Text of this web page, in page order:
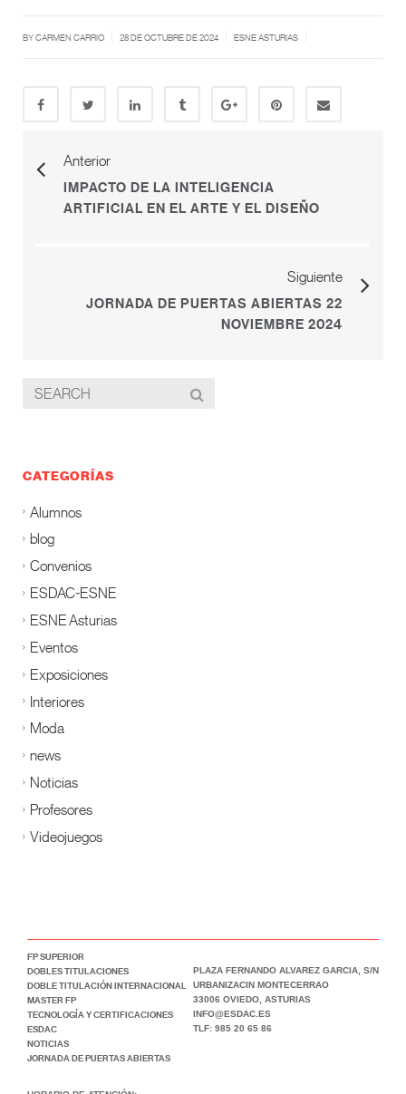
BY CARMEN CARRIO 28 DE OCTUBRE DE 2024 ESNE ASTURIAS
Anterior
IMPACTO DE LA INTELIGENCIA
ARTIFICIAL EN EL ARTE Y EL DISEÑO
Siguiente
JORNADA DE PUERTAS ABIERTAS 22
NOVIEMBRE 2024
CATEGORÍAS
Alumnos
blog
Convenios
ESDAC-ESNE
ESNE Asturias
Eventos
Exposiciones
Interiores
Moda
news
Noticias
Profesores
Videojuegos
FP SUPERIOR
DOBLES TITULACIONES
DOBLE TITULACIÓN INTERNACIONAL
MASTER FP
TECNOLOGÍA Y CERTIFICACIONES
ESDAC
NOTICIAS
JORNADA DE PUERTAS ABIERTAS
PLAZA FERNANDO ALVAREZ GARCIA, S/N
URBANIZACIN MONTECERRAO
33006 OVIEDO, ASTURIAS
INFO@ESDAC.ES
TLF: 985 20 65 86